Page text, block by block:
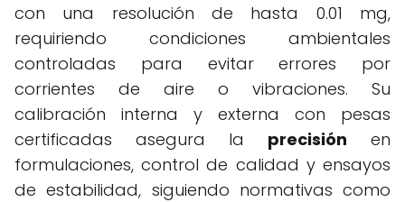
con una resolución de hasta 0.01 mg,
requiriendo condiciones ambientales
controladas para evitar errores por
corrientes de aire o vibraciones. Su
calibración interna y externa con pesas
certificadas asegura la precisión en
formulaciones, control de calidad y ensayos
de estabilidad, siguiendo normativas como